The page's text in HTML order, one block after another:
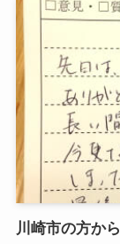
川崎市の方か